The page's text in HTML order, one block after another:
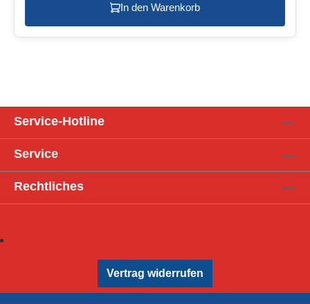
In den Warenkorb
Service-Hotline
Service
Rechtliches
Vertrag widerrufen